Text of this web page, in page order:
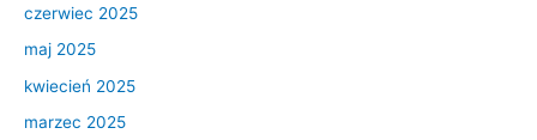
czerwiec 2025
maj 2025
kwiecień 2025
marzec 2025